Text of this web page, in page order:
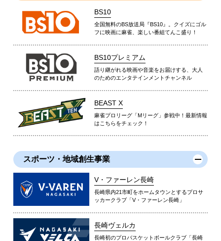
BS10
全国無料のBS放送局『BS10』。クイズにゴル
フに映画に麻雀、楽しい番組てんこ盛り！
BS10プレミアム
語り継がれる映画や音楽をお届けする、大人
のためのエンタテインメントチャンネル
BEAST X
麻雀プロリーグ「Mリーグ」参戦中！最新情報
はこちらをチェック！
スポーツ・地域創生事業
V・ファーレン長崎
長崎県内21市町をホームタウンとするプロサ
ッカークラブ「V・ファーレン長崎」
長崎ヴェルカ
長崎初のプロバスケットボールクラブ「長崎